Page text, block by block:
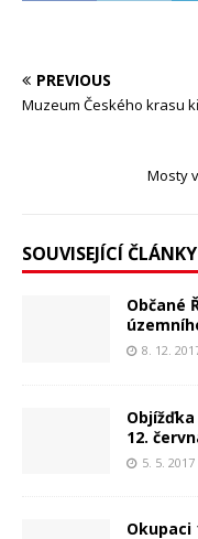
PREVIOUS
Muzeum Českého krasu
Mosty
SOUVISEJÍCÍ ČLÁNKY
Občané
8. 12.
12.
5. 5. 2017
Okupaci